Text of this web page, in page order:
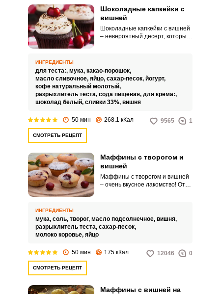
Шоколадные капкейки с
вишней
Шоколадные капкейки с вишней
– невероятный десерт, который
подойдут для семейного
чаепития или встречи в
друзьями!
ИНГРЕДИЕНТЫ
для теста:, мука, какао-порошок,
масло сливочное, яйцо, сахар-песок, йогурт,
кофе натуральный молотый,
разрыхлитель теста, сода пищевая, для крема:,
шоколад белый, сливки 33%, вишня
50 мин 268.1 кКал 9565 1
СМОТРЕТЬ РЕЦЕПТ
Маффины с творогом и
вишней
Маффины с творогом и вишней
– очень вкусное лакомство! От
найдется много любителей!
ИНГРЕДИЕНТЫ
мука, соль, творог, масло подсолнечное, вишня,
разрыхлитель теста, сахар-песок,
молоко коровье, яйцо
50 мин 175 кКал 12046 0
СМОТРЕТЬ РЕЦЕПТ
Маффины с вишней на